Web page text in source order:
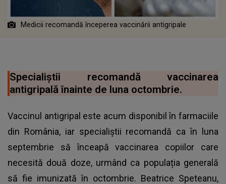
Medicii recomandă începerea vaccinării antigripale
Specialiștii recomandă vaccinarea
antigripală înainte de luna octombrie.
Vaccinul antigripal este acum disponibil în farmaciile
din România, iar specialiștii recomandă ca în luna
septembrie să înceapă vaccinarea copiilor care
necesită două doze, urmând ca populația generală
să fie imunizată în octombrie. Beatrice Speteanu,